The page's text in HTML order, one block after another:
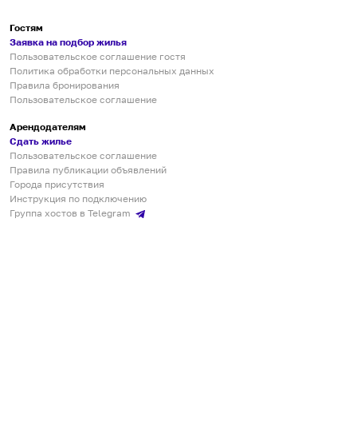
Гостям
Заявка на подбор жилья
Пользовательское соглашение гостя
Политика обработки персональных данных
Правила бронирования
Пользовательское соглашение
Арендодателям
Сдать жилье
Пользовательское соглашение
Правила публикации объявлений
Города присутствия
Инструкция по подключению
Группа хостов в Telegram